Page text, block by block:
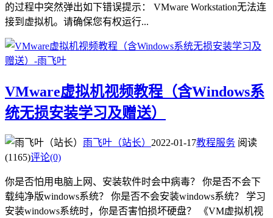
的过程中突然弹出如下错误提示： VMware Workstation无法连
接到虚拟机。请确保您有权运行...
VMware虚拟机视频教程（含Windows系
统无损安装学习及赠送）
雨飞叶（站长） 2022-01-17教程服务 阅读
(1165)评论(0)
你是否怕用电脑上网、安装软件时会中病毒？ 你是否不会下
载纯净版windows系统？ 你是否不会安装windows系统？ 学习
安装windows系统时，你是否害怕损坏硬盘？ 《VM虚拟机视